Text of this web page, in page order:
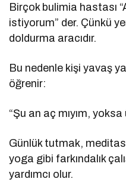
Birçok bulimia hastası
istiyorum” der. Çünkü
doldurma aracıdır.
Bu nedenle kişi yavaş
öğrenir:
“Şu an aç mıyım,
Günlük tutmak,
yoga gibi farkındalık
yardımcı olur.